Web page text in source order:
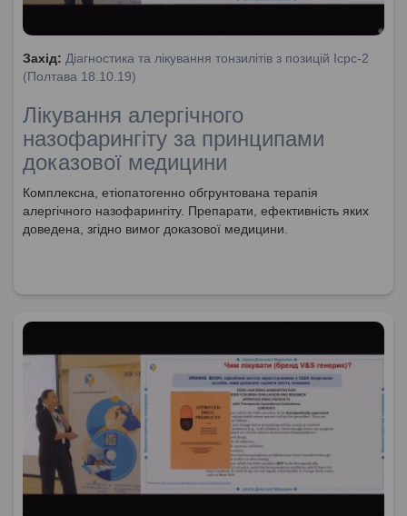
Захід: Діагностика та лікування тонзилітів з позицій Icpc-2
(Полтава 18.10.19)
Лікування алергічного
назофарингіту за принципами
доказової медицини
Комплексна, етіопатогенно обгрунтована терапія
алергічного назофарингіту. Препарати, ефективність яких
доведена, згідно вимог доказової медицини.